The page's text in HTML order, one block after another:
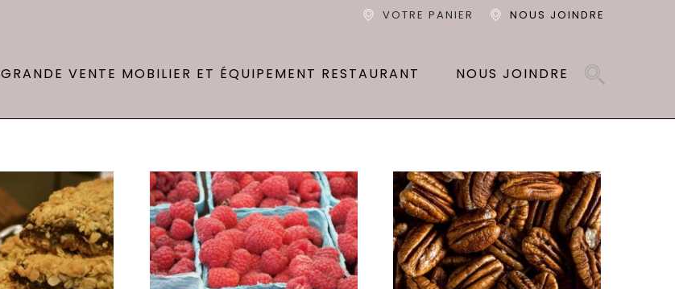
NOUS JOINDRE
VOTRE PANIER
GRANDE VENTE MOBILIER ET ÉQUIPEMENT RESTAURANT NOUS JOINDRE